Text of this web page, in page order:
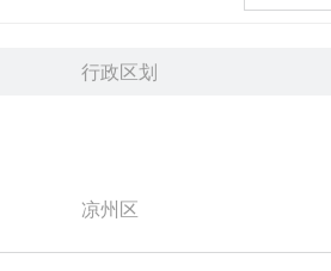
行政区划
凉州区